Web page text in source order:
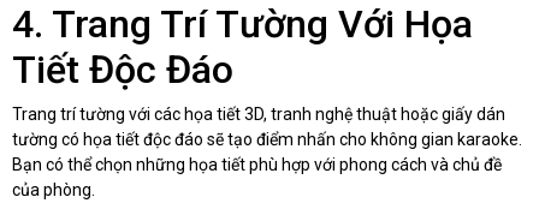
4. Trang Trí Tường Với Họa
Tiết Độc Đáo
Trang trí tường với các họa tiết 3D, tranh nghệ thuật hoặc giấy dán
tường có họa tiết độc đáo sẽ tạo điểm nhấn cho không gian karaoke.
Bạn có thể chọn những họa tiết phù hợp với phong cách và chủ đề
của phòng.